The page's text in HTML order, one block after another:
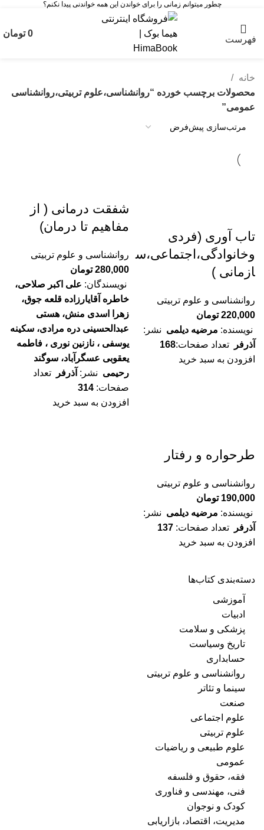
چطور میتوانم زمانی را برای خواندن این همه خواندنی پیدا نکنم؟
فهرست
0 تومان
دسته‌بندی کتاب‌ها
آموزشی
ادبیات
پزشکی و سلامت
تاریخ وسیاست
حسابداری
روانشناسی و علوم تربیتی
سینما و تئاتر
صنعت
علوم اجتماعی
علوم تربیتی
علوم طبیعی و ریاضیات
عمومی
فقه، حقوق و فلسفه
فنی، مهندسی و فناوری
کودک و نوجوان
مدیریت، اقتصاد، بازاریابی
خانه
محصولات برچسب خورده “روانشناسی،علوم تربیتی،روانشناسی
عمومی”
تاب آوری (فردی
وخانوادگی،اجتماعی،س
ازمانی )
روانشناسی و علوم تربیتی
220,000 تومان
نویسنده: مرضیه دیلمی نشر:
آذرفر
تعداد صفحات:168
افزودن به سبد خرید
شفقت درمانی ( از
مفاهیم تا درمان)
روانشناسی و علوم تربیتی
280,000 تومان
نویسندگان: علی اکبر صلاحی،
خاطره آقایارزاده قلعه جوق،
زهرا اسدی منش، هستی
عبدالحسینی دره مرادی، سکینه
یوسفی ، نازنین نوری ، فاطمه
یعقوبی عسگرآباد، سوگند
رحیمی نشر: آذرفر
تعداد
صفحات: 314
افزودن به سبد خرید
طرحواره و رفتار
روانشناسی و علوم تربیتی
190,000 تومان
نویسنده: مرضیه دیلمی نشر:
آذرفر
تعداد صفحات: 137
افزودن به سبد خرید